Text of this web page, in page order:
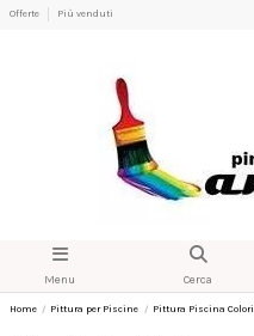
Offerte Più venduti
Menu Cerca
Home Pittura per Piscine Pittura Piscina Colori